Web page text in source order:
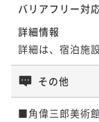
バリアフリー対
詳細情報
詳細は、宿泊施
その他
■角偉三郎美術